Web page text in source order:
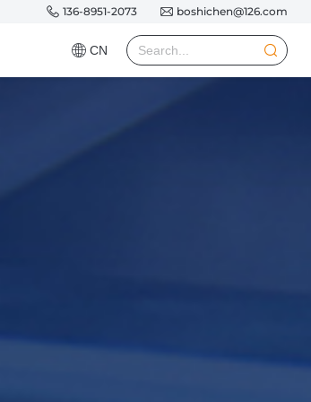
136-8951-2073 boshichen@126.com
CN